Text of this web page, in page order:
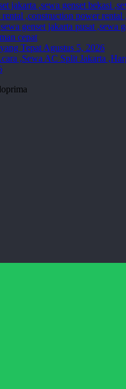
Tepat Agustus 5, 2026